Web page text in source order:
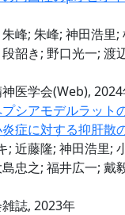
峰; 朱峰; 神田浩里;
韶き; 野口光一; 渡
医学会(Web),
シアモデルラット
症に対する抑肝散
; 近藤隆; 神田浩里;
忠之; 福井広一; 戴
誌, 2023年